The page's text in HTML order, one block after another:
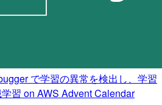
で学習の異常を検出し、学習
習 on AWS Advent Calendar